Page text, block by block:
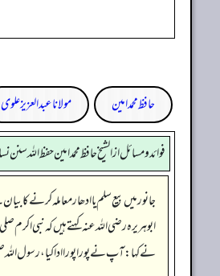
حافظ محمد امین
مولانا عبد العزیز علوی
فوائد ومسائل از الشيخ حافظ محمد امين حفظ الله سنن
جانور میں بیع سلم یا ادھار معاملہ کرنے کا
ابوہریرہ رضی اللہ عنہ کہتے ہیں کہ نبی
نے کہا: آپ نے پورا پورا ادا کیا، رسول اللہ